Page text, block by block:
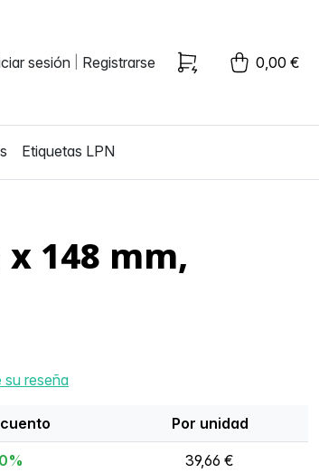
sesión Registrarse 0,00 €
Etiquetas LPN
148 mm,
su reseña
Por unidad
0% 39,66 €